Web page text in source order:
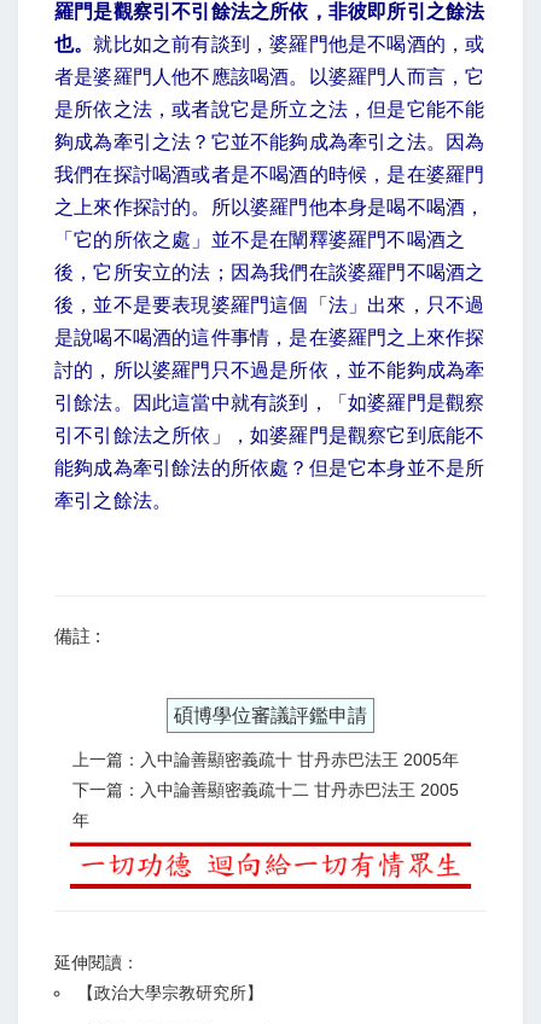
羅門是觀察引不引餘法之所依，非彼即所引之餘法
也。 就比如之前有談到，婆羅門他是不喝酒的，或
者是婆羅門人他不應該喝酒。以婆羅門人而言，它
是所依之法，或者說它是所立之法，但是它能不能
夠成為牽引之法？它並不能夠成為牽引之法。因為
我們在探討喝酒或者是不喝酒的時候，是在婆羅門
之上來作探討的。所以婆羅門他本身是喝不喝酒，
「它的所依之處」並不是在闡釋婆羅門不喝酒之
後，它所安立的法；因為我們在談婆羅門不喝酒之
後，並不是要表現婆羅門這個「法」出來，只不過
是說喝不喝酒的這件事情，是在婆羅門之上來作探
討的，所以婆羅門只不過是所依，並不能夠成為牽
引餘法。因此這當中就有談到，「如婆羅門是觀察
引不引餘法之所依」，如婆羅門是觀察它到底能不
能夠成為牽引餘法的所依處？但是它本身並不是所
牽引之餘法。
備註 :
碩博學位審議評鑑申請
上一篇：入中論善顯密義疏十 甘丹赤巴法王 2005年
下一篇：入中論善顯密義疏十二 甘丹赤巴法王 2005
年
延伸閱讀：
【政治大學宗教研究所】